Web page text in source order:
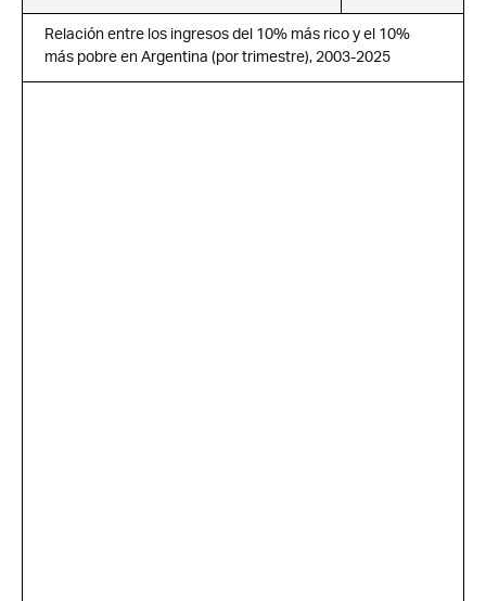
Relación entre los ingresos del 10% más rico y el 10%
más pobre en Argentina (por trimestre), 2003-2025